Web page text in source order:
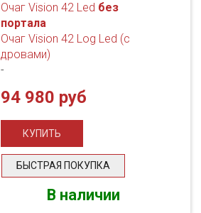
Очаг Vision 42 Led без
портала
Очаг Vision 42 Log Led (с
дровами)
-
94 980 руб
БЫСТРАЯ ПОКУПКА
В наличии